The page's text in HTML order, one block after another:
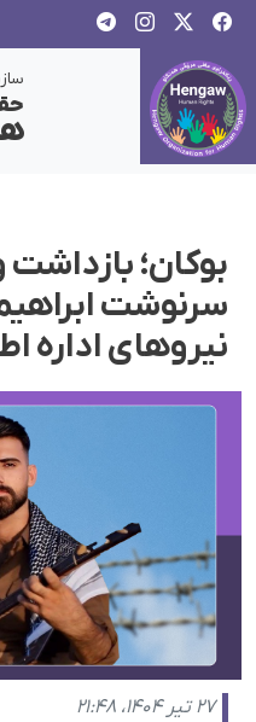
بوکان؛
سرنوشت
نیروهای ادارە
۲۷ تیر ۱۴۰۴، ۲۱:۴۸